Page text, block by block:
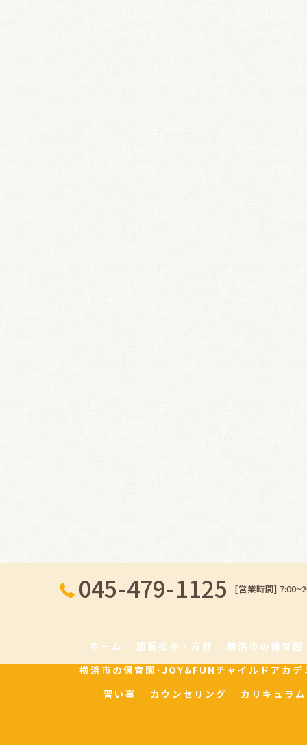
045-479-1125 [営業時間]
ホーム 園長挨拶・方針
横浜市の保育
横浜市の保育園･JOY&FUNチャイルドアカデ
習い事
カウンセリング カリキュラム